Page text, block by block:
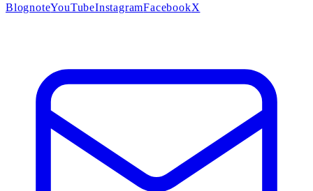
BlognoteYouTubeInstagramFacebookX